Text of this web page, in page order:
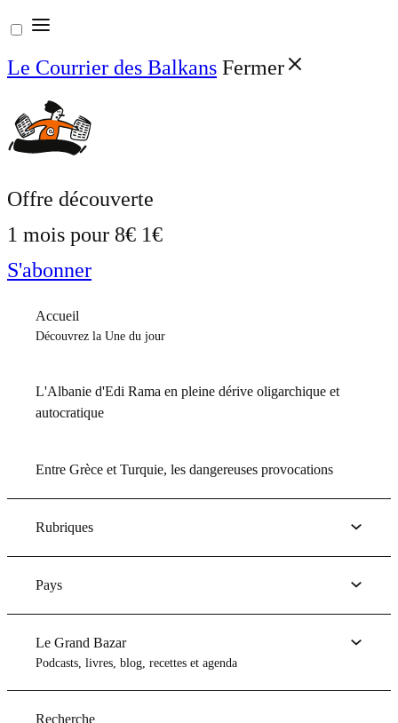
Aller
au
contenu
Le Courrier des Balkans Fermer
Offre découverte
1 mois pour 8€ 1€
S'abonner
Accueil
Découvrez la Une du jour
L'Albanie d'Edi Rama en pleine dérive oligarchique et
autocratique
Entre Grèce et Turquie, les dangereuses provocations
Rubriques
Pays
Le Grand Bazar
Podcasts, livres, blog, recettes et agenda
Recherche